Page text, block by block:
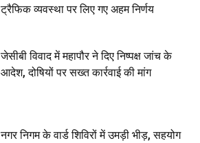
ट्रैफिक व्यवस्था पर लिए गए अहम निर्णय
जेसीबी विवाद में महापौर ने दिए निष्पक्ष जांच के
आदेश, दोषियों पर सख्त कार्रवाई की मांग
नगर निगम के वार्ड शिविरों में उमड़ी भीड़, सहयोग